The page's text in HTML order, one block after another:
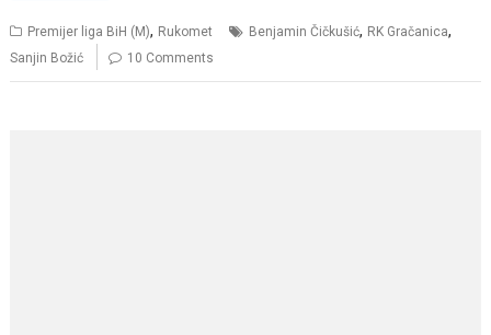
Premijer liga BiH (M), Rukomet Benjamin Čičkušić, RK Gračanica,
Sanjin Božić 10 Comments